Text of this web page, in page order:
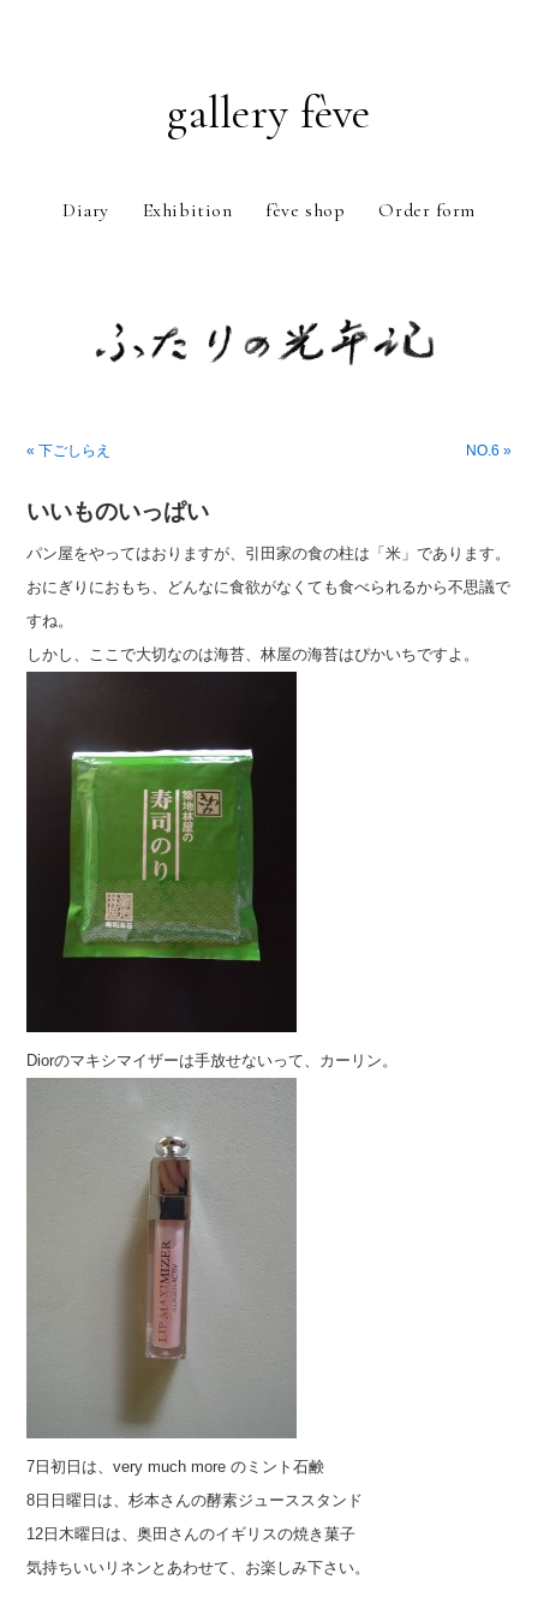
gallery fève
Diary Exhibition fève shop Order form
« 下ごしらえ
NO.6 »
いいものいっぱい
パン屋をやってはおりますが、引田家の食の柱は「米」であります。
おにぎりにおもち、どんなに食欲がなくても食べられるから不思議で
すね。
しかし、ここで大切なのは海苔、林屋の海苔はぴかいちですよ。
Diorのマキシマイザーは手放せないって、カーリン。
7日初日は、very much more のミント石鹸
8日日曜日は、杉本さんの酵素ジューススタンド
12日木曜日は、奥田さんのイギリスの焼き菓子
気持ちいいリネンとあわせて、お楽しみ下さい。